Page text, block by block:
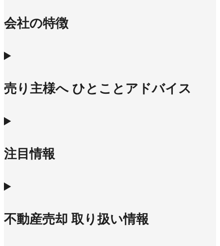
会社の特徴
売り主様へ ひとことアドバイス
注目情報
不動産売却 取り扱い情報